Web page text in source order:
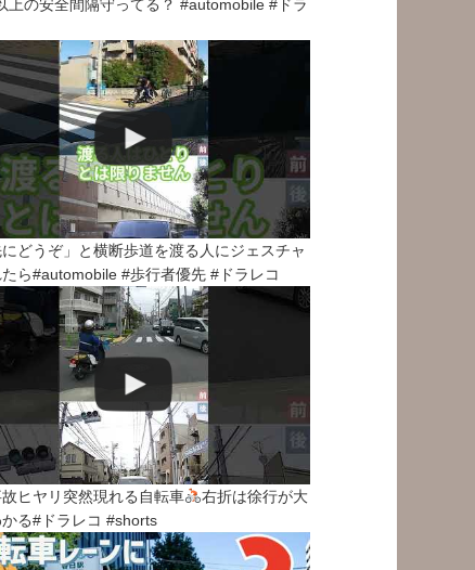
上の安全間隔守ってる？ #automobile #ドラ
にどうぞ」と横断歩道を渡る人にジェスチャ
ら#automobile #歩行者優先 #ドラレコ
ヒヤリ突然現れる自転車
右折は徐行が大
る#ドラレコ #shorts